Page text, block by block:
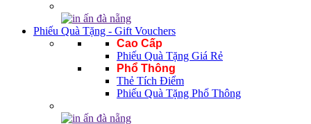
Phiếu Quà Tặng - Gift Vouchers
Cao Cấp
Phiếu Quà Tặng Giá Rẻ
Phổ Thông
Thẻ Tích Điểm
Phiếu Quà Tặng Phổ Thông